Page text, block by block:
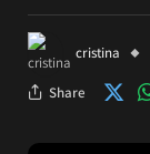
cristina
Share